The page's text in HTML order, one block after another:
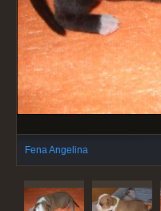
Fena Angelina